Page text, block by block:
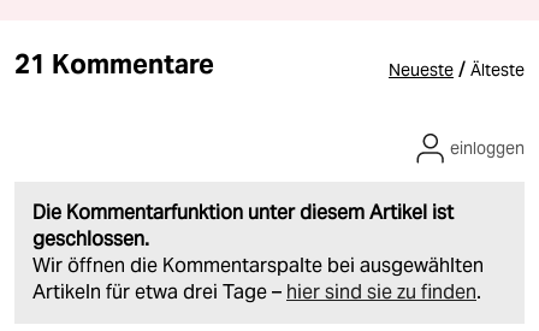
21 Kommentare Neueste / Älteste
Die Kommentarfunktion unter diesem Artikel ist
geschlossen.
Wir öffnen die Kommentarspalte bei ausgewählten
Artikeln für etwa drei Tage – hier sind sie zu finden.
einloggen